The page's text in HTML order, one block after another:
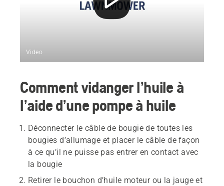
Video
Comment vidanger l’huile à
l’aide d’une pompe à huile
Déconnecter le câble de bougie de toutes les
bougies d’allumage et placer le câble de façon
à ce qu’il ne puisse pas entrer en contact avec
la bougie
Retirer le bouchon d’huile moteur ou la jauge et